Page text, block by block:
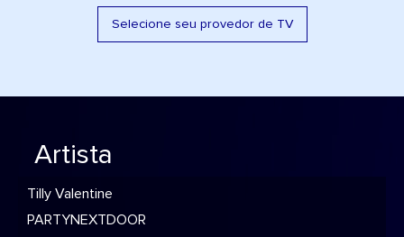
Selecione seu provedor de TV
Artista
Tilly Valentine
PARTYNEXTDOOR